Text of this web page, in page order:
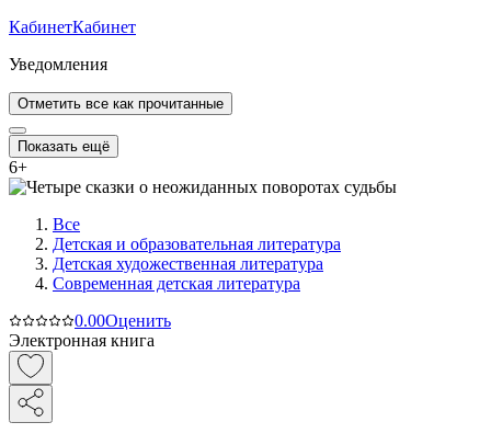
КабинетКабинет
Уведомления
Отметить все как прочитанные
Показать ещё
6+
Все
Детская и образовательная литература
Детская художественная литература
Современная детская литература
0.00Оценить
Электронная книга